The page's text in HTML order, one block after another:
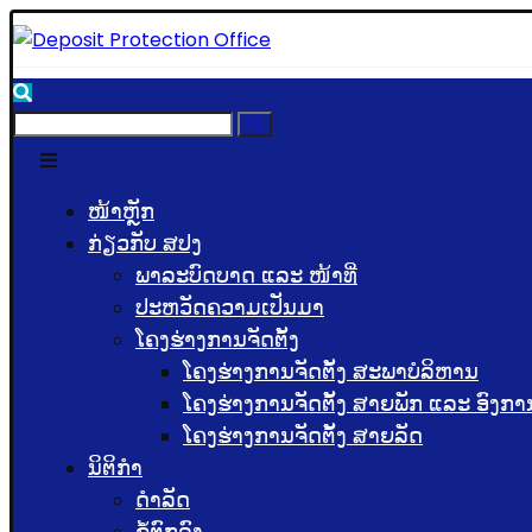
ໜ້າຫຼັກ
ກ່ຽວກັບ ສປງ
ພາລະບົດບາດ ແລະ ໜ້າທີ່
ປະຫວັດຄວາມເປັນມາ
ໂຄງຮ່າງການຈັດຕັ້ງ
ໂຄງຮ່າງການຈັດຕັ້ງ ສະພາບໍລິຫານ
ໂຄງຮ່າງການຈັດຕັ້ງ ສາຍພັກ ແລະ ອົງກ
ໂຄງຮ່າງການຈັດຕັ້ງ ສາຍລັດ
ນິຕິກຳ
ດຳລັດ